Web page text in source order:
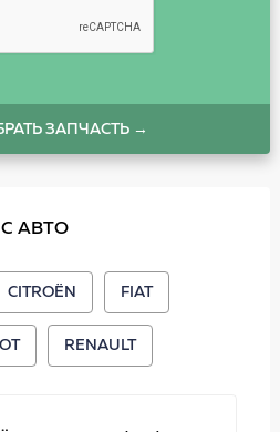
ЗАПЧАСТЬ →
АВТО
CITROËN FIAT
RENAULT